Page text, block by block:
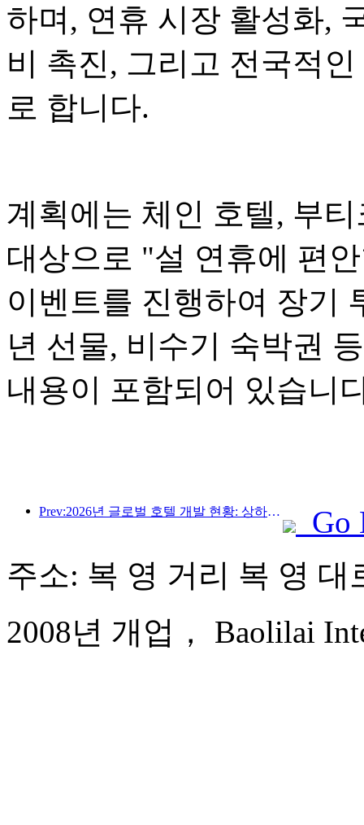
하며, 연휴 시장 활성화,
비 촉진, 그리고 전국적
로 합니다.
계획에는 체인 호텔, 부
대상으로 "설 연휴에 편
이벤트를 진행하여 장기
년 선물, 비수기 숙박권
내용이 포함되어 있습니
Prev:2026년 글로벌 호텔 개발 현황: 상하이, 신규 객실 증설 부문 1위 기록
Go
주소: 복 영 거리 복 영 대
2008년 개업， Baolilai